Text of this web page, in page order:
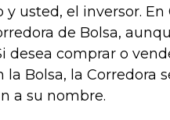
y usted, el inversor.
de Bolsa,
desea comprar o
la Bolsa, la Corredora
a su nombre.